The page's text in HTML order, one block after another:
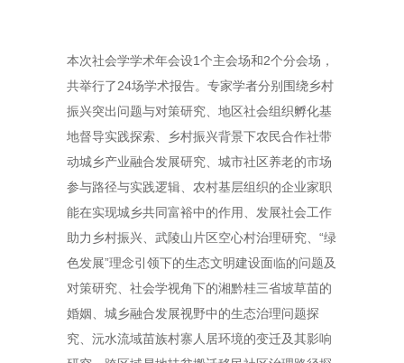
本次社会学学术年会设1个主会场和2个分会场，
共举行了24场学术报告。专家学者分别围绕乡村
振兴突出问题与对策研究、地区社会组织孵化基
地督导实践探索、乡村振兴背景下农民合作社带
动城乡产业融合发展研究、城市社区养老的市场
参与路径与实践逻辑、农村基层组织的企业家职
能在实现城乡共同富裕中的作用、发展社会工作
助力乡村振兴、武陵山片区空心村治理研究、“绿
色发展”理念引领下的生态文明建设面临的问题及
对策研究、社会学视角下的湘黔桂三省坡草苗的
婚姻、城乡融合发展视野中的生态治理问题探
究、沅水流域苗族村寨人居环境的变迁及其影响